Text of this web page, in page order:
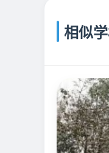
相似